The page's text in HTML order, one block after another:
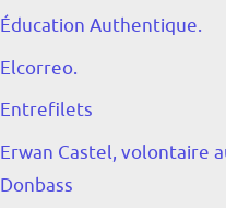
Éducation Authentique.
Elcorreo.
Entrefilets
Erwan Castel, volontaire
Donbass